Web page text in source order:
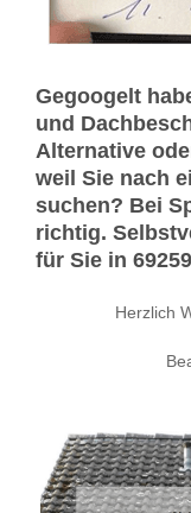
Gegoogelt
und
Alternative
weil Sie nach
suchen? Bei
richtig.
für Sie in
Herzlich